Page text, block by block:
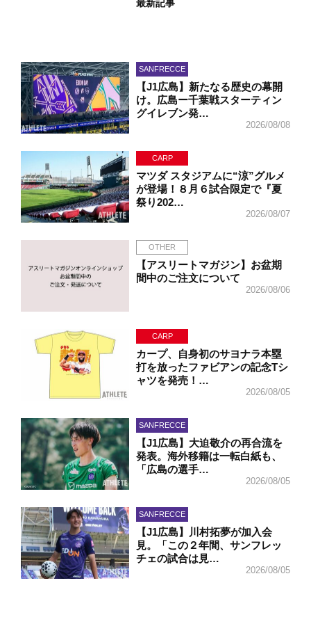
最新記事
SANFRECCE
【J1広島】新たなる歴史の幕開
け。広島ー千葉戦スターティン
グイレブン発…
2026/08/08
CARP
マツダ スタジアムに“涼”グルメ
が登場！８月６試合限定で『夏
祭り202…
2026/08/07
OTHER
【アスリートマガジン】お盆期
間中のご注文について
2026/08/06
CARP
カープ、自身初のサヨナラ本塁
打を放ったファビアンの記念Tシ
ャツを発売！…
2026/08/05
SANFRECCE
【J1広島】大迫敬介の再合流を
発表。海外移籍は一転白紙も、
「広島の選手…
2026/08/05
SANFRECCE
【J1広島】川村拓夢が加入会
見。「この２年間、サンフレッ
チェの試合は見…
2026/08/05